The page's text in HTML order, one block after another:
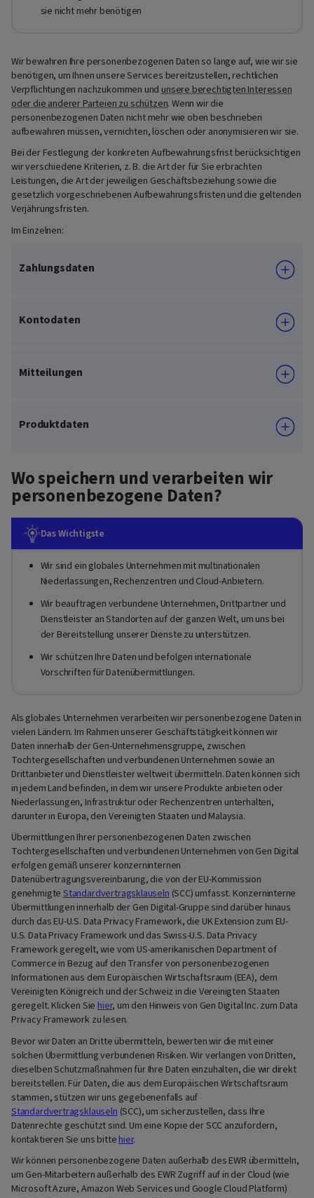
sie nicht mehr benötigen
Wir bewahren Ihre personenbezogenen Daten so lange auf, wie wir sie
benötigen, um Ihnen unsere Services bereitzustellen, rechtlichen
Verpflichtungen nachzukommen und unsere berechtigten Interessen
oder die anderer Parteien zu schützen. Wenn wir die
personenbezogenen Daten nicht mehr wie oben beschrieben
aufbewahren müssen, vernichten, löschen oder anonymisieren wir sie.
Bei der Festlegung der konkreten Aufbewahrungsfrist berücksichtigen
wir verschiedene Kriterien, z. B. die Art der für Sie erbrachten
Leistungen, die Art der jeweiligen Geschäftsbeziehung sowie die
gesetzlich vorgeschriebenen Aufbewahrungsfristen und die geltenden
Verjährungsfristen.
Im Einzelnen:
Zahlungsdaten
Kontodaten
Mitteilungen
Produktdaten
Wo speichern und verarbeiten wir
personenbezogene Daten?
Das Wichtigste
Wir sind ein globales Unternehmen mit multinationalen
Niederlassungen, Rechenzentren und Cloud-Anbietern.
Wir beauftragen verbundene Unternehmen, Drittpartner und
Dienstleister an Standorten auf der ganzen Welt, um uns bei
der Bereitstellung unserer Dienste zu unterstützen.
Wir schützen Ihre Daten und befolgen internationale
Vorschriften für Datenübermittlungen.
Als globales Unternehmen verarbeiten wir personenbezogene Daten in
vielen Ländern. Im Rahmen unserer Geschäftstätigkeit können wir
Daten innerhalb der Gen-Unternehmensgruppe, zwischen
Tochtergesellschaften und verbundenen Unternehmen sowie an
Drittanbieter und Dienstleister weltweit übermitteln. Daten können sich
in jedem Land befinden, in dem wir unsere Produkte anbieten oder
Niederlassungen, Infrastruktur oder Rechenzentren unterhalten,
darunter in Europa, den Vereinigten Staaten und Malaysia.
Übermittlungen Ihrer personenbezogenen Daten zwischen
Tochtergesellschaften und verbundenen Unternehmen von Gen Digital
erfolgen gemäß unserer konzerninternen
Datenübertragungsvereinbarung, die von der EU-Kommission
genehmigteStandardvertragsklauseln(SCC) umfasst. Konzerninterne
Übermittlungen innerhalb der Gen Digital-Gruppe sind darüber hinaus
durch das EU-U.S. Data Privacy Framework, die UK Extension zum EU-
U.S. Data Privacy Framework und das Swiss-U.S. Data Privacy
Framework geregelt, wie vom US-amerikanischen Department of
Commerce in Bezug auf den Transfer von personenbezogenen
Informationen aus dem Europäischen Wirtschaftsraum (EEA), dem
Vereinigten Königreich und der Schweiz in die Vereinigten Staaten
geregelt. Klicken Siehier, um den Hinweis von Gen Digital Inc. zum Data
Privacy Framework zu lesen.
Bevor wir Daten an Dritte übermitteln, bewerten wir die mit einer
solchen Übermittlung verbundenen Risiken. Wir verlangen von Dritten,
dieselben Schutzmaßnahmen für Ihre Daten einzuhalten, die wir direkt
bereitstellen. Für Daten, die aus dem Europäischen Wirtschaftsraum
stammen, stützen wir uns gegebenenfalls auf
Standardvertragsklauseln (SCC), um sicherzustellen, dass Ihre
Datenrechte geschützt sind. Um eine Kopie der SCC anzufordern,
kontaktieren Sie uns bitte hier.
Wir können personenbezogene Daten außerhalb des EWR übermitteln,
um Gen-Mitarbeitern außerhalb des EWR Zugriff auf in der Cloud (wie
Microsoft Azure, Amazon Web Services und Google Cloud Platform)